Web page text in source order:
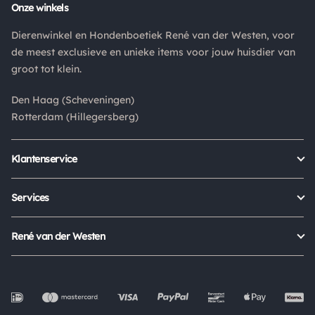
het product altijd retourneren binnen 14 dagen. De
retourkosten bedragen € 6.75 en zijn voor eigen rekening.
Kies bij het retourneren altijd voor "alleen huisadres",
niet af.
Onze winkels
Dierenwinkel en Hondenboetiek René van der Westen, voor
de meest exclusieve en unieke items voor jouw huisdier van
groot tot klein.
Den Haag (Scheveningen)
Rotterdam (Hillegersberg)
Klantenservice
Status bestelling
Mijn account
Services
René van der Westen
Werken bij